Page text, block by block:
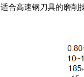
合高速钢刀具的磨削